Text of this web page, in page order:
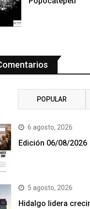
POPULAR
6 agosto, 2026
Edición 06/08/2026
5 agosto, 2026
Hidalgo lidera